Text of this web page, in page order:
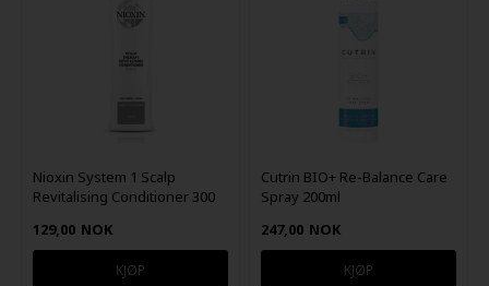
Nioxin System 1 Scalp
Revitalising Conditioner 300
129,00 NOK
Cutrin BIO+ Re-Balance Care
Spray 200ml
247,00 NOK